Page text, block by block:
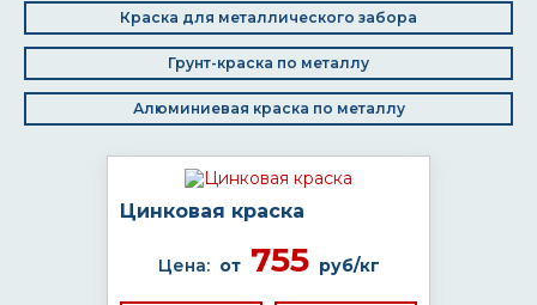
Краска для металлического забора
Грунт-краска по металлу
Алюминиевая краска по металлу
Цинковая краска
Цена: от755 руб/кг